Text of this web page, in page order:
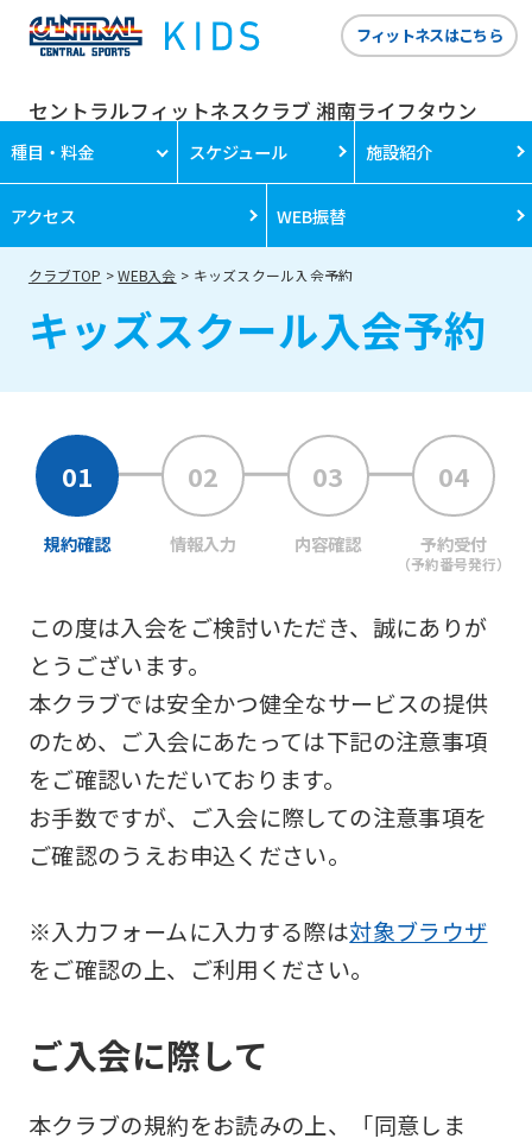
セントラルフィットネスクラブ 湘南ライフタウン
フィットネスはこちら
種目・料金 スケジュール 施設紹介
アクセス WEB振替
クラブTOP WEB入会 キッズスクール入会予約
キッズスクール入会予約
規約確認 情報入力 内容確認 予約受付
（予約番号発行）
この度は入会をご検討いただき、誠にありが
とうございます。
本クラブでは安全かつ健全なサービスの提供
のため、ご入会にあたっては下記の注意事項
をご確認いただいております。
お手数ですが、ご入会に際しての注意事項を
ご確認のうえお申込ください。
※入力フォームに入力する際は対象ブラウザ
をご確認の上、ご利用ください。
ご入会に際して
本クラブの規約をお読みの上、「同意しま